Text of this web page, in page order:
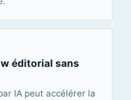
éditorial sans
IA peut accélérer la